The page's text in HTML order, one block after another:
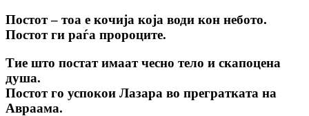
Постот – тоа е кочија која води кон небото.
Постот ги раѓа пророците.
Тие што постат имаат чесно тело и скапоцена
душа.
Постот го успокои Лазара во прегратката на
Авраама.